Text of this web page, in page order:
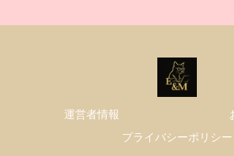
運営者情報
プライバシーポリシー